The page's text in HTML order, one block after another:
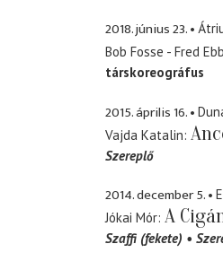
2018. június 23.
Bob Fosse - Fred
társkoreográfus
2015. április 16.
Vajda Katalin
Szereplő
2014. december 5.
Jókai Mór A
Szaffi (fekete)